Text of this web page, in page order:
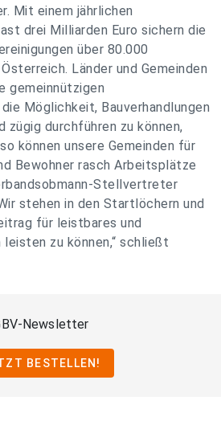
Mit einem jährlichen
drei Milliarden Euro sichern die
über 80.000
Länder und Gemeinden
gemeinnützigen
Möglichkeit, Bauverhandlungen
zügig durchführen zu können,
können unsere Gemeinden für
Bewohner rasch Arbeitsplätze
Stellvertreter
stehen in den Startlöchern und
für leistbares und
zu können,“ schließt
Newsletter
BESTELLEN!